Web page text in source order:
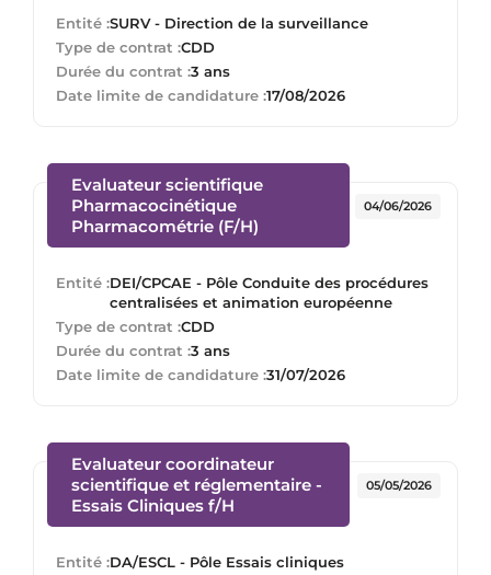
Entité :SURV - Direction de la surveillance
Type de contrat :CDD
Durée du contrat :3 ans
Date limite de candidature :17/08/2026
Evaluateur scientifique
Pharmacocinétique
Pharmacométrie (F/H)
Entité :DEI/CPCAE - Pôle Conduite des procédures
centralisées et animation européenne
Type de contrat :CDD
Durée du contrat :3 ans
04/06/2026
Date limite de candidature :31/07/2026
Evaluateur coordinateur
scientifique et réglementaire -
Essais Cliniques f/H
Entité :DA/ESCL - Pôle Essais cliniques
05/05/2026